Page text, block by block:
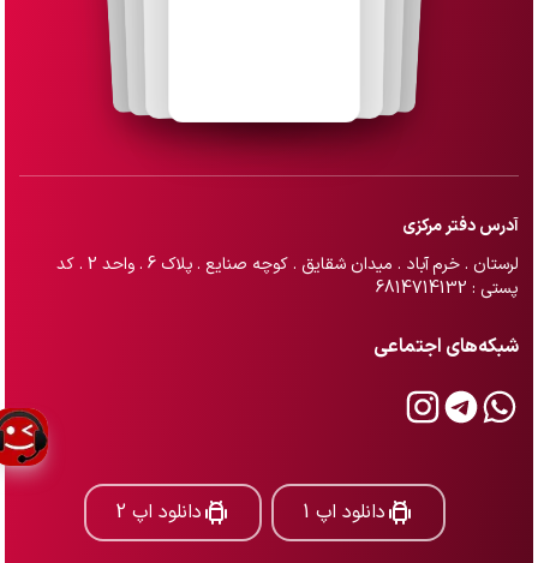
آدرس دفتر مرکزی
لرستان . خرم آباد . میدان شقایق . کوچه صنایع . پلاک 6 . واحد 2 . کد
پستی : 6814714132
شبکه‌های اجتماعی
دانلود اپ 1 دانلود اپ 2